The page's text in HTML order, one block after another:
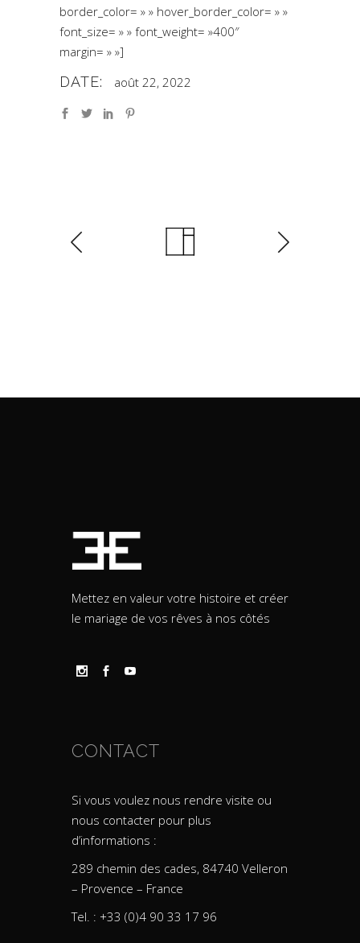
border_color= » » hover_border_color= » »
font_size= » » font_weight= »400″
margin= » »]
DATE: août 22, 2022
Mettez en valeur votre histoire et créer
le mariage de vos rêves à nos côtés
CONTACT
Si vous voulez nous rendre visite ou
nous contacter pour plus
d’informations :
289 chemin des cades, 84740 Velleron
– Provence – France
Tel. : +33 (0)4 90 33 17 96